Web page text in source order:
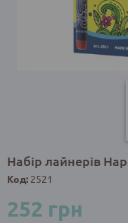
Набір лайнерів
Код: 2521
252 грн